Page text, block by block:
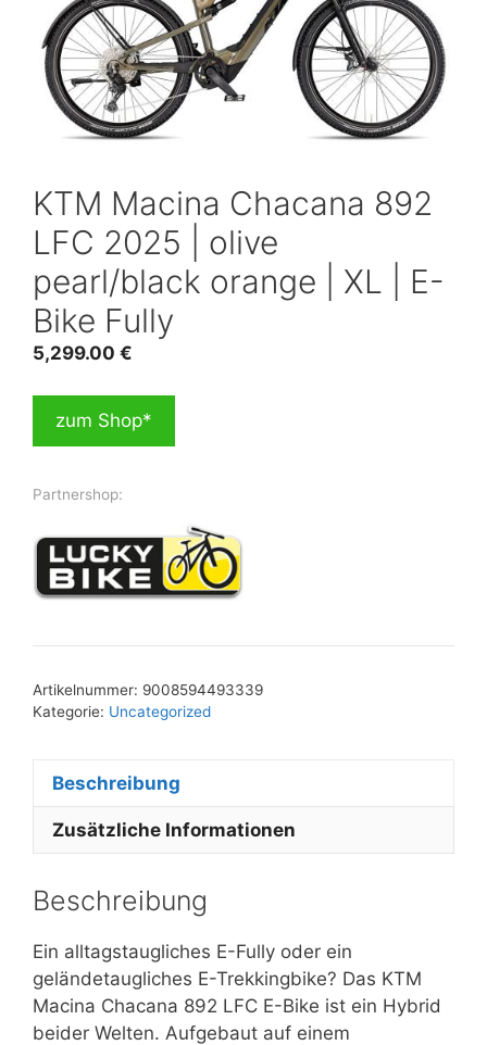
KTM Macina Chacana 892
LFC 2025 | olive
pearl/black orange | XL | E-
Bike Fully
5,299.00 €
zum Shop*
Partnershop:
Artikelnummer: 9008594493339
Kategorie: Uncategorized
Beschreibung
Zusätzliche Informationen
Beschreibung
Ein alltagstaugliches E-Fully oder ein
geländetaugliches E-Trekkingbike? Das KTM
Macina Chacana 892 LFC E-Bike ist ein Hybrid
beider Welten. Aufgebaut auf einem